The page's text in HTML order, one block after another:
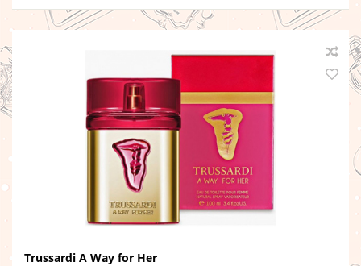
Trussardi A Way for Her